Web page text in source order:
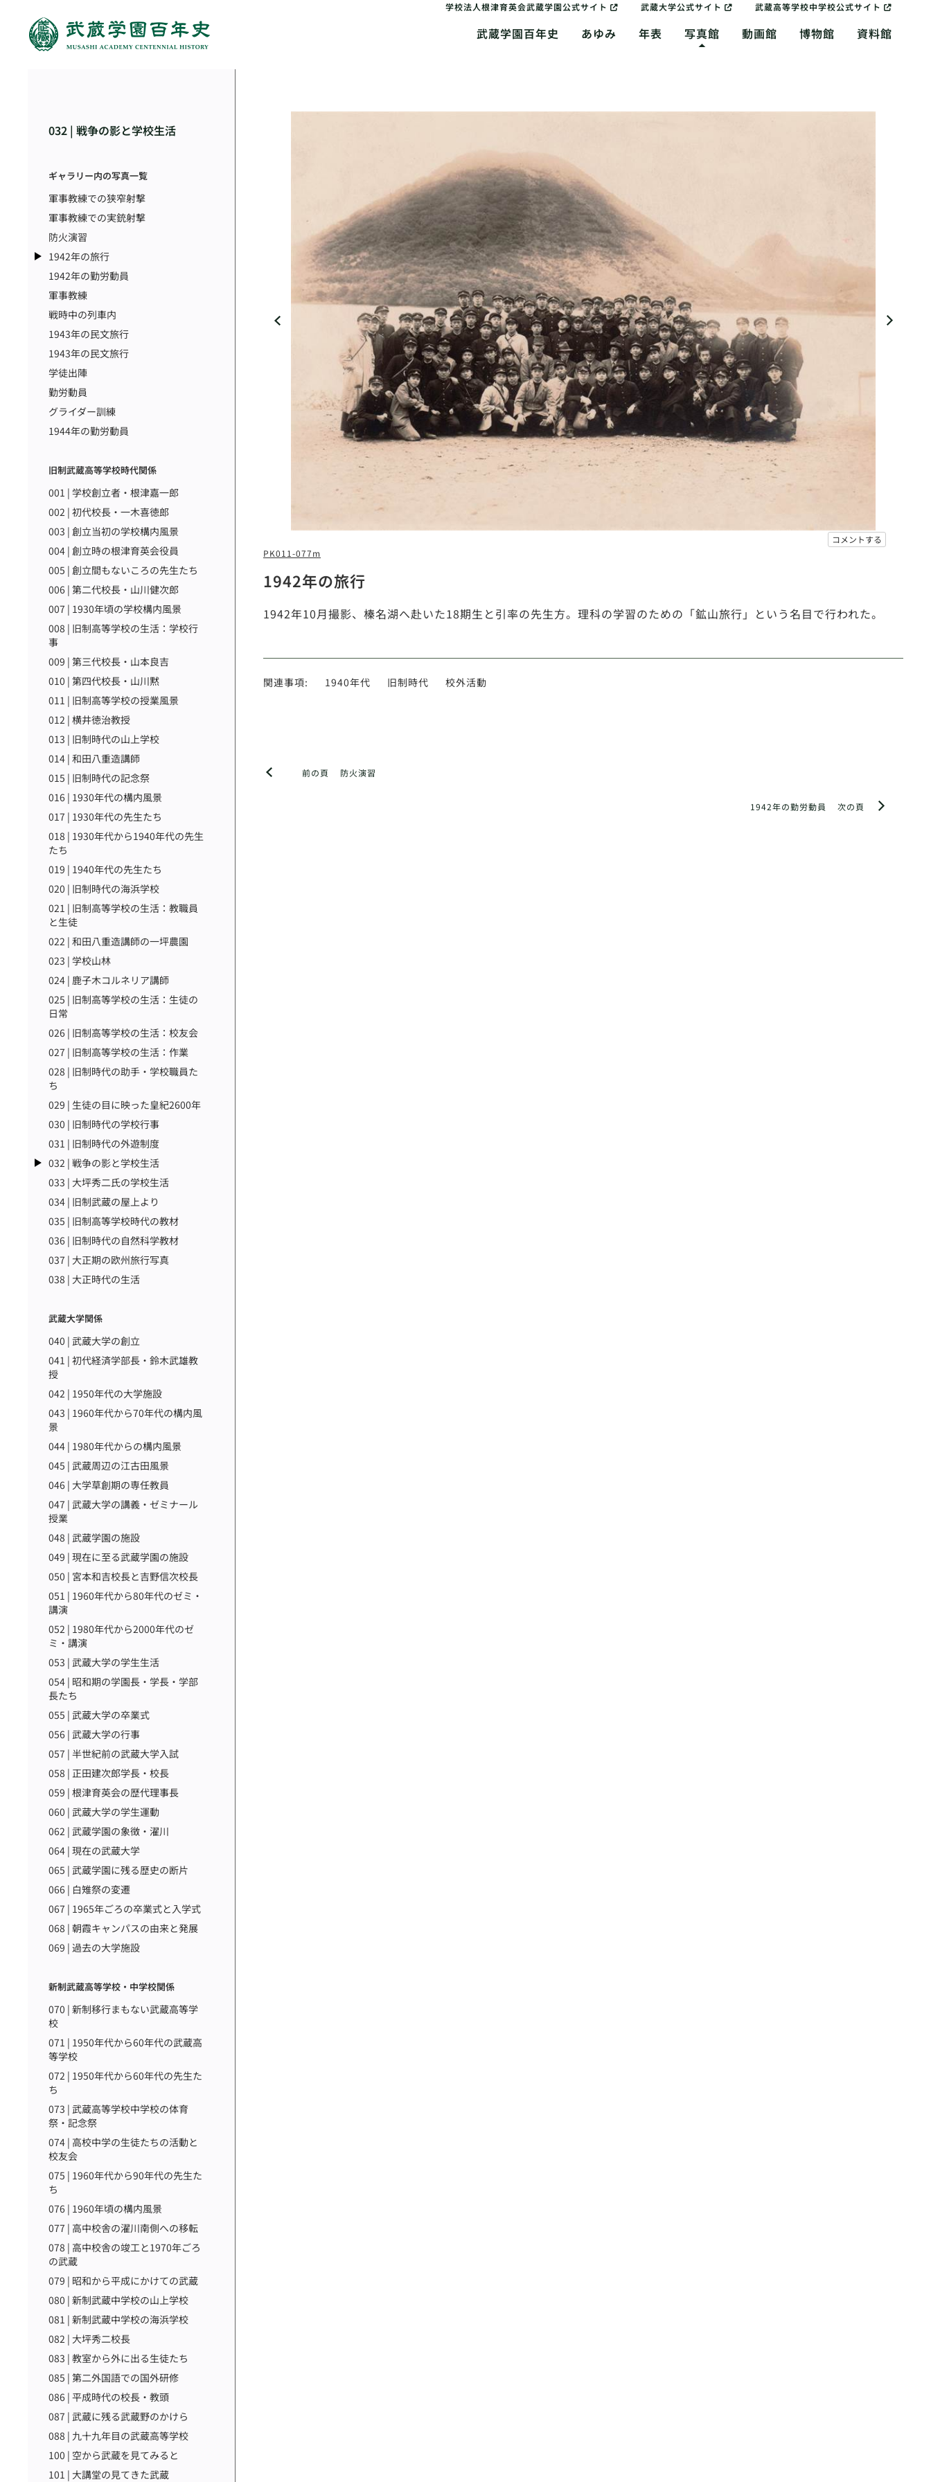
学校法人根津育英会武蔵学園公式サイト 武蔵大学公式サイト 武蔵高等学校中学校公式サイト
武蔵学園百年史 あゆみ 年表 写真館 動画館 博物館 資料館
032 | 戦争の影と学校生活
ギャラリー内の写真一覧
軍事教練での狭窄射撃
軍事教練での実銃射撃
防火演習
1942年の旅行
1942年の勤労動員
軍事教練
戦時中の列車内
1943年の民文旅行
1943年の民文旅行
学徒出陣
勤労動員
グライダー訓練
1944年の勤労動員
旧制武蔵高等学校時代関係
001 | 学校創立者・根津嘉一郎
002 | 初代校長・一木喜徳郎
003 | 創立当初の学校構内風景
004 | 創立時の根津育英会役員
005 | 創立間もないころの先生たち
006 | 第二代校長・山川健次郎
007 | 1930年頃の学校構内風景
008 | 旧制高等学校の生活：学校行
事
009 | 第三代校長・山本良吉
010 | 第四代校長・山川黙
011 | 旧制高等学校の授業風景
012 | 横井徳治教授
013 | 旧制時代の山上学校
014 | 和田八重造講師
015 | 旧制時代の記念祭
016 | 1930年代の構内風景
017 | 1930年代の先生たち
018 | 1930年代から1940年代の先生
たち
019 | 1940年代の先生たち
020 | 旧制時代の海浜学校
021 | 旧制高等学校の生活：教職員
と生徒
022 | 和田八重造講師の一坪農園
023 | 学校山林
024 | 鹿子木コルネリア講師
025 | 旧制高等学校の生活：生徒の
日常
026 | 旧制高等学校の生活：校友会
027 | 旧制高等学校の生活：作業
028 | 旧制時代の助手・学校職員た
ち
029 | 生徒の目に映った皇紀2600年
030 | 旧制時代の学校行事
031 | 旧制時代の外遊制度
032 | 戦争の影と学校生活
033 | 大坪秀二氏の学校生活
034 | 旧制武蔵の屋上より
035 | 旧制高等学校時代の教材
036 | 旧制時代の自然科学教材
037 | 大正期の欧州旅行写真
038 | 大正時代の生活
武蔵大学関係
040 | 武蔵大学の創立
041 | 初代経済学部長・鈴木武雄教
授
042 | 1950年代の大学施設
043 | 1960年代から70年代の構内風
景
044 | 1980年代からの構内風景
045 | 武蔵周辺の江古田風景
046 | 大学草創期の専任教員
047 | 武蔵大学の講義・ゼミナール
授業
048 | 武蔵学園の施設
049 | 現在に至る武蔵学園の施設
050 | 宮本和吉校長と吉野信次校長
051 | 1960年代から80年代のゼミ・
講演
052 | 1980年代から2000年代のゼ
ミ・講演
053 | 武蔵大学の学生生活
054 | 昭和期の学園長・学長・学部
長たち
055 | 武蔵大学の卒業式
056 | 武蔵大学の行事
057 | 半世紀前の武蔵大学入試
058 | 正田建次郎学長・校長
059 | 根津育英会の歴代理事長
060 | 武蔵大学の学生運動
062 | 武蔵学園の象徴・濯川
064 | 現在の武蔵大学
065 | 武蔵学園に残る歴史の断片
066 | 白雉祭の変遷
067 | 1965年ごろの卒業式と入学式
068 | 朝霞キャンパスの由来と発展
069 | 過去の大学施設
新制武蔵高等学校・中学校関係
070 | 新制移行まもない武蔵高等学
校
071 | 1950年代から60年代の武蔵高
等学校
072 | 1950年代から60年代の先生た
ち
073 | 武蔵高等学校中学校の体育
祭・記念祭
074 | 高校中学の生徒たちの活動と
校友会
075 | 1960年代から90年代の先生た
ち
076 | 1960年頃の構内風景
077 | 高中校舎の濯川南側への移転
078 | 高中校舎の竣工と1970年ごろ
の武蔵
079 | 昭和から平成にかけての武蔵
080 | 新制武蔵中学校の山上学校
081 | 新制武蔵中学校の海浜学校
082 | 大坪秀二校長
083 | 教室から外に出る生徒たち
085 | 第二外国語での国外研修
086 | 平成時代の校長・教頭
087 | 武蔵に残る武蔵野のかけら
088 | 九十九年目の武蔵高等学校
100 | 空から武蔵を見てみると
101 | 大講堂の見てきた武蔵
コメントする
PK011-077m
1942年の旅行
1942年10月撮影、榛名湖へ赴いた18期生と引率の先生方。理科の学習のための「鉱山旅行」という名目で行われた。
関連事項: 1940年代 旧制時代 校外活動
前の頁 防火演習
次の頁
1942年の勤労動員